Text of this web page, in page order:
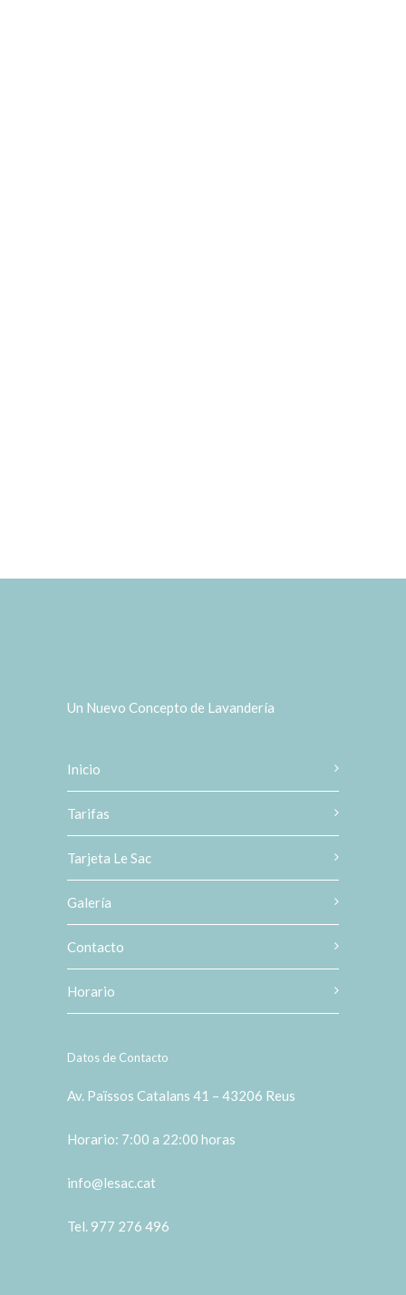
Un Nuevo Concepto de Lavandería
Inicio
Tarifas
Tarjeta Le Sac
Galería
Contacto
Horario
Datos de Contacto
Av. Païssos Catalans 41 – 43206 Reus
Horario: 7:00 a 22:00 horas
info@lesac.cat
Tel. 977 276 496